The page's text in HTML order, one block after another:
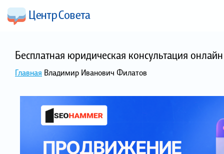
Бесплатная юридическая консультация
Главная Владимир Иванович Филатов